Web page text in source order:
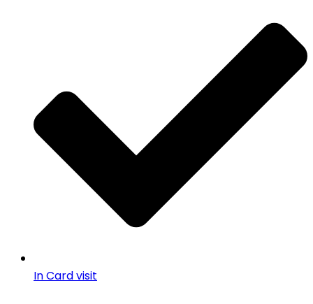
In Card visit